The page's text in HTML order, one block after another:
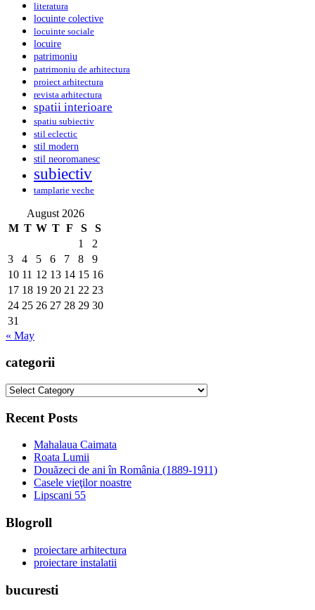
literatura
locuinte colective
locuinte sociale
locuire
patrimoniu
patrimoniu de arhitectura
proiect arhitectura
revista arhitectura
spatii interioare
spatiu subiectiv
stil eclectic
stil modern
stil neoromanesc
subiectiv
tamplarie veche
August 2026
M T W T F S
S
1
2
3
4 5 6 7 8
9
10 11 12 13 14 15 16
17 18 19 20 21 22 23
24 25 26 27 28 29 30
31
« May
categorii
categorii
Recent Posts
Mahalaua Caimata
Roata Lumii
Douăzeci de ani în România (1889-1911)
Casele vieţilor noastre
Lipscani 55
Blogroll
proiectare arhitectura
proiectare instalatii
bucuresti